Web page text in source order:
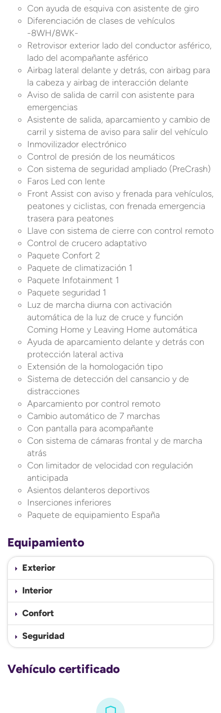
Con ayuda de esquiva con asistente de giro
Diferenciación de clases de vehículos
-8WH/8WK-
Retrovisor exterior lado del conductor asférico,
lado del acompañante asférico
Airbag lateral delante y detrás, con airbag para
la cabeza y airbag de interacción delante
Aviso de salida de carril con asistente para
emergencias
Asistente de salida, aparcamiento y cambio de
carril y sistema de aviso para salir del vehículo
Inmovilizador electrónico
Control de presión de los neumáticos
Con sistema de seguridad ampliado (PreCrash)
Faros Led con lente
Front Assist con aviso y frenada para vehículos,
peatones y ciclistas, con frenada emergencia
trasera para peatones
Llave con sistema de cierre con control remoto
Control de crucero adaptativo
Paquete Confort 2
Paquete de climatización 1
Paquete Infotainment 1
Paquete seguridad 1
Luz de marcha diurna con activación
automática de la luz de cruce y función
Coming Home y Leaving Home automática
Ayuda de aparcamiento delante y detrás con
protección lateral activa
Extensión de la homologación tipo
Sistema de detección del cansancio y de
distracciones
Aparcamiento por control remoto
Cambio automático de 7 marchas
Con pantalla para acompañante
Con sistema de cámaras frontal y de marcha
atrás
Con limitador de velocidad con regulación
anticipada
Asientos delanteros deportivos
Inserciones inferiores
Paquete de equipamiento España
Equipamiento
Exterior
Interior
Confort
Seguridad
Vehículo certificado